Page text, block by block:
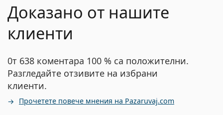
Доказано от нашите
клиенти
0т 638 коментара 100 % са положителни.
Разгледайте отзивите на избрани
клиенти.
Прочетете повече мнения на Pazaruvaj.com